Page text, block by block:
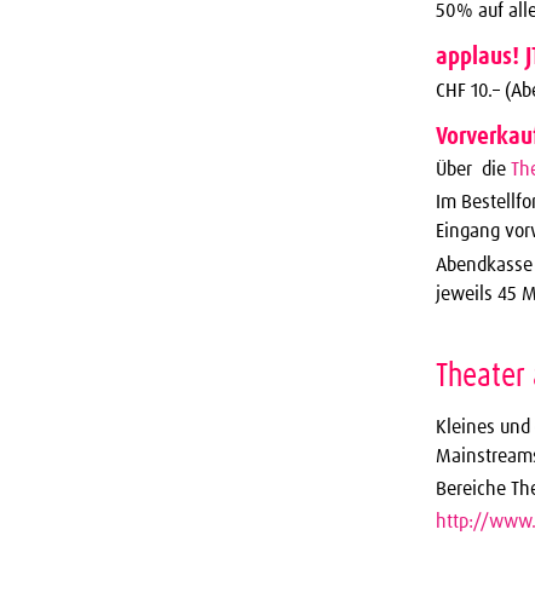
50% auf
applaus!
CHF 10.–
Über die
Im
Eingang
jeweils 45
Theater
Kleines
Bereiche
http://